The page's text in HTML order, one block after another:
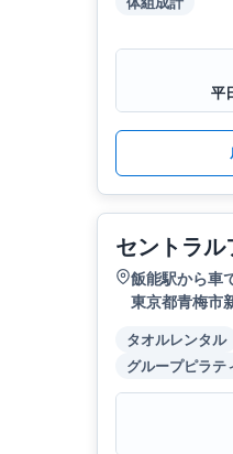
平
セントラ
飯能駅から車
東京都青梅市
タオルレンタル
グループピラテ